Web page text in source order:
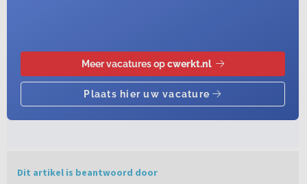
Dit artikel is beantwoord door